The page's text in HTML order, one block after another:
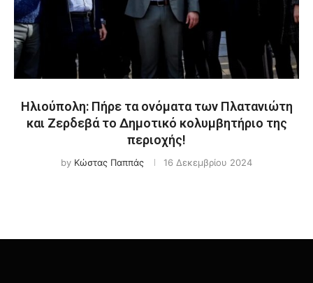
Ηλιούπολη: Πήρε τα ονόματα των Πλατανιώτη
και Ζερδεβά το Δημοτικό κολυμβητήριο της
περιοχής!
by Κώστας Παππάς 16 Δεκεμβρίου 2024